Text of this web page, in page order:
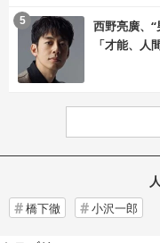
西野亮廣、
「才能、人
5
橋下徹 小沢一郎